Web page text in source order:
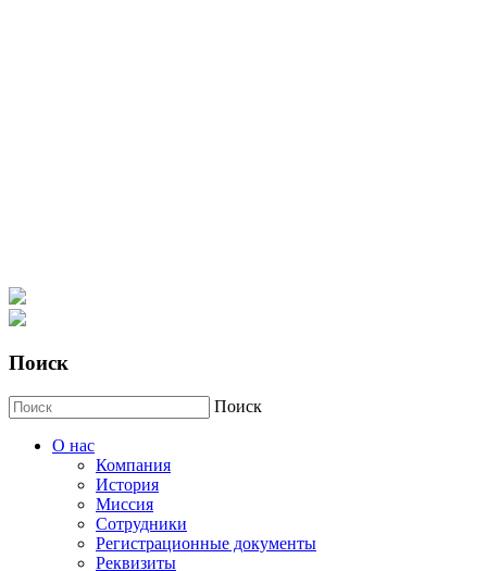
Поиск
Поиск
О нас
Компания
История
Миссия
Сотрудники
Регистрационные документы
Реквизиты